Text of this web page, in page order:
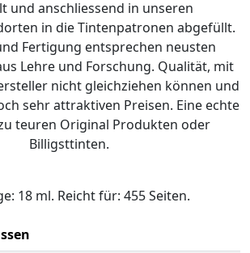
und anschliessend in unseren
in die Tintenpatronen abgefüllt.
Fertigung entsprechen neusten
Lehre und Forschung. Qualität, mit
nicht gleichziehen können und
sehr attraktiven Preisen. Eine echte
teuren Original Produkten oder
Billigsttinten.
18 ml. Reicht für: 455 Seiten.